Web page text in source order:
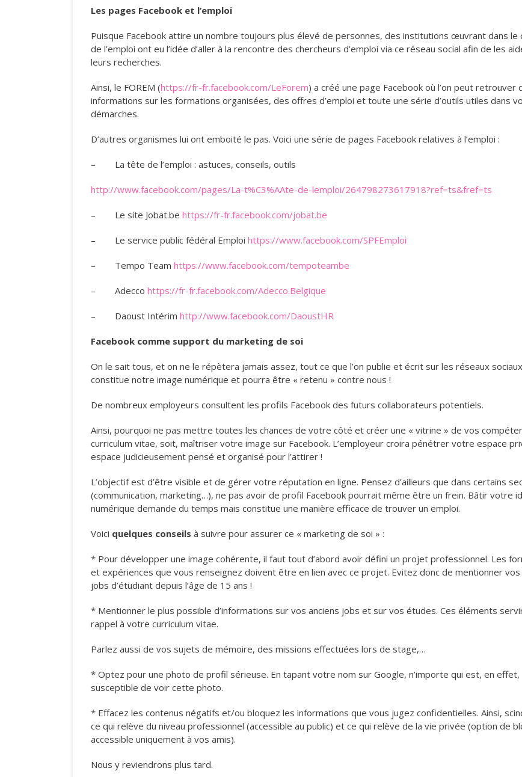
Les pages Facebook et l’emploi
Puisque Facebook attire un nombre toujours plus élevé de personnes, des institutions œuvrant dans le
de l’emploi ont eu l’idée d’aller à la rencontre des chercheurs d’emploi via ce réseau social afin de les
leurs recherches.
Ainsi, le FOREM (https://fr-fr.facebook.com/LeForem) a créé une page Facebook où l’on peut retrouver
informations sur les formations organisées, des offres d’emploi et toute une série d’outils utiles dans
démarches.
D’autres organismes lui ont emboité le pas. Voici une série de pages Facebook relatives à l’emploi :
– La tête de l’emploi : astuces, conseils, outils
http://www.facebook.com/pages/La-t%C3%AAte-de-lemploi/264798273617918?ref=ts&fref=ts
– Le site Jobat.be https://fr-fr.facebook.com/jobat.be
– Le service public fédéral Emploi https://www.facebook.com/SPFEmploi
– Tempo Team https://www.facebook.com/tempoteambe
– Adecco https://fr-fr.facebook.com/Adecco.Belgique
– Daoust Intérim http://www.facebook.com/DaoustHR
Facebook comme support du marketing de soi
On le sait tous, et on ne le répètera jamais assez, tout ce que l’on publie et écrit sur les réseaux sociaux
constitue notre image numérique et pourra être « retenu » contre nous !
De nombreux employeurs consultent les profils Facebook des futurs collaborateurs potentiels.
Ainsi, pourquoi ne pas mettre toutes les chances de votre côté et créer une « vitrine » de vos
curriculum vitae, soit, maîtriser votre image sur Facebook. L’employeur croira pénétrer votre espace
espace judicieusement pensé et organisé pour l’attirer !
L’objectif est d’être visible et de gérer votre réputation en ligne. Pensez d’ailleurs que dans certains
(communication, marketing…), ne pas avoir de profil Facebook pourrait même être un frein. Bâtir votre
numérique demande du temps mais constitue une manière efficace de trouver un emploi.
Voici quelques conseils à suivre pour assurer ce « marketing de soi » :
* Pour développer une image cohérente, il faut tout d’abord avoir défini un projet professionnel. Les
et expériences que vous renseignez doivent être en lien avec ce projet. Evitez donc de mentionner vos
jobs d’étudiant depuis l’âge de 15 ans !
* Mentionner le plus possible d’informations sur vos anciens jobs et sur vos études. Ces éléments
rappel à votre curriculum vitae.
Parlez aussi de vos sujets de mémoire, des missions effectuées lors de stage,…
* Optez pour une photo de profil sérieuse. En tapant votre nom sur Google, n’importe qui est, en effet,
susceptible de voir cette photo.
* Effacez les contenus négatifs et/ou bloquez les informations que vous jugez confidentielles. Ainsi,
ce qui relève du niveau professionnel (accessible au public) et ce qui relève de la vie privée (option de
accessible uniquement à vos amis).
Nous y reviendrons plus tard.